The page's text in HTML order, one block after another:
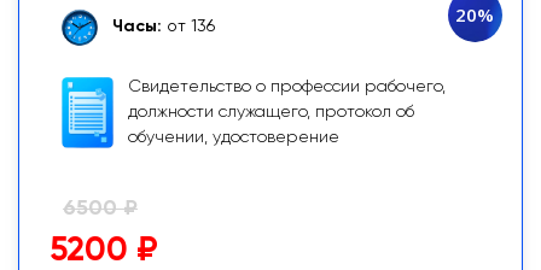
Часы: от 136
Свидетельство о профессии рабочего,
должности служащего, протокол об
обучении, удостоверение
20%
6500 ₽
5200 ₽